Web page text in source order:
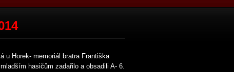
u Horek- memoriál bratra Františka
hasičům zadařilo a obsadili A- 6.